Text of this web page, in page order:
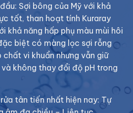
Sợi bông của Mỹ với khả
tốt, than hoạt tính Kuraray
khả năng hấp phụ màu mùi hôi
biệt có màng lọc sợi rỗng
vi khuẩn nhưng vẫn giữ
và không thay đổi độ pH trong
tân tiến nhất hiện nay: Tự